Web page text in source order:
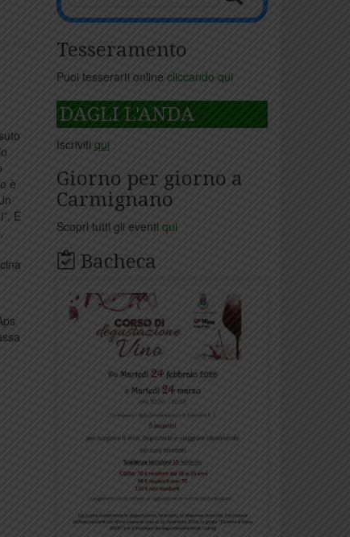
è
E
Tesseramento
Puoi tesserarti online cliccando qui
DAGLI L'ANDA
Iscriviti qui
Giorno per giorno a
Carmignano
Scopri tutti gli eventi qui
Bacheca